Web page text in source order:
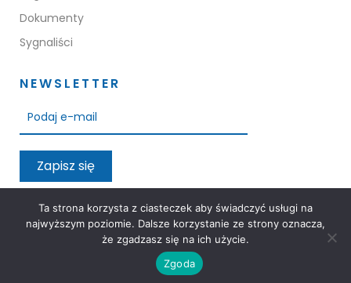
Dokumenty
Sygnaliści
NEWSLETTER
Zapisz się
3M Group © 2026
Ta strona korzysta z ciasteczek aby świadczyć usługi na
najwyższym poziomie. Dalsze korzystanie ze strony oznacza,
że zgadzasz się na ich użycie.
Zgoda